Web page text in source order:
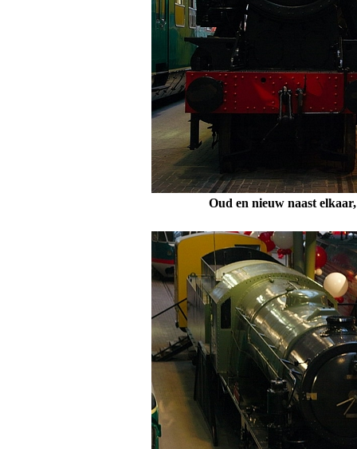
Oud en nieuw naast